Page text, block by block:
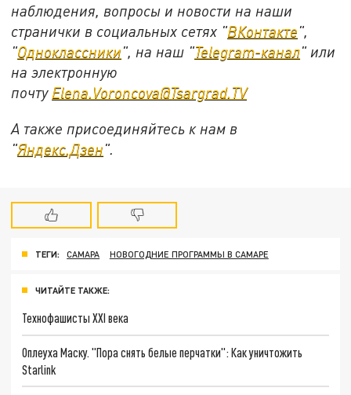
наблюдения, вопросы и новости на наши
странички в социальных сетях "ВКонтакте",
"Одноклассники", на наш "Telegram-канал" или
на электронную
почту Elena.Voroncova@Tsargrad.TV
А также присоединяйтесь к нам в
"Яндекс.Дзен".
ТЕГИ: САМАРА НОВОГОДНИЕ ПРОГРАММЫ В САМАРЕ
ЧИТАЙТЕ ТАКЖЕ:
Технофашисты XXI века
Оплеуха Маску. "Пора снять белые перчатки": Как уничтожить
Starlink